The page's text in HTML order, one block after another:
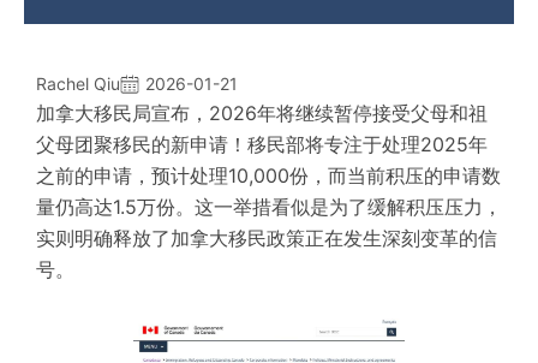
Rachel Qiu 2026-01-21
加拿大移民局宣布，2026年将继续暂停接受父母和祖
父母团聚移民的新申请！移民部将专注于处理2025年
之前的申请，预计处理10,000份，而当前积压的申请数
量仍高达1.5万份。这一举措看似是为了缓解积压压力，
实则明确释放了加拿大移民政策正在发生深刻变革的信
号。